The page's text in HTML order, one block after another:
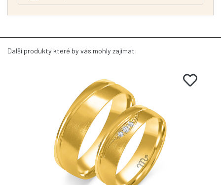
Další produkty které by vás mohly zajímat: